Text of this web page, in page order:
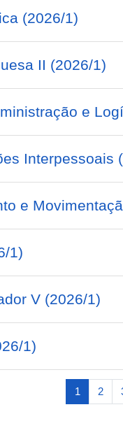
(2026/1)
II (2026/1)
e
Interpessoais
e
1)
V (2026/1)
1)
1 (atual)
2